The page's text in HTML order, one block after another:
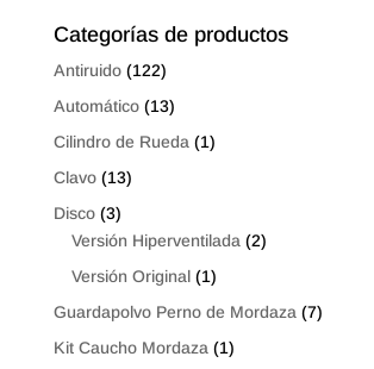
hasta
Categorías de productos
Antiruido (122)
Automático (13)
Cilindro de Rueda (1)
Clavo (13)
Disco (3)
Versión Hiperventilada (2)
Versión Original (1)
Guardapolvo Perno de Mordaza (7)
Kit Caucho Mordaza (1)